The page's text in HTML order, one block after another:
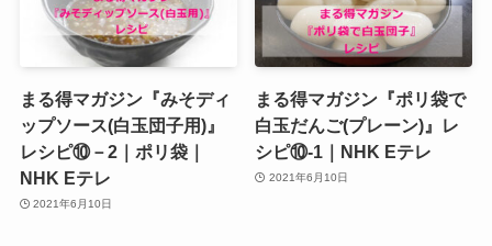
まる得マガジン『みそディ
ップソース(白玉団子用)』
レシピ⑩－2｜ポリ袋｜
NHK Eテレ
2021年6月10日
まる得マガジン『ポリ袋で
白玉だんご(プレーン)』レ
シピ⑩‐1｜NHK Eテレ
2021年6月10日